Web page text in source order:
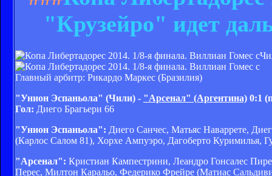
"Крузейро" идет
Главный арбитр: Рикардо Маркес (Бразилия)
"Унион Эспаньола" (Чили) - "Арсенал" (Аргентина) 0:1
Гол: Диего Брагьери 66
"Унион Эспаньола": Диего Санчес, Матьяс Наваррете,
(Карлос Салом 81), Хорхе Ампуэро, Дагоберто Куримилья,
"Арсенал": Кристиан Кампестрини, Леандро Гонсалес
Перес, Милтон Каральо, Федерико Фрейре (Матиас